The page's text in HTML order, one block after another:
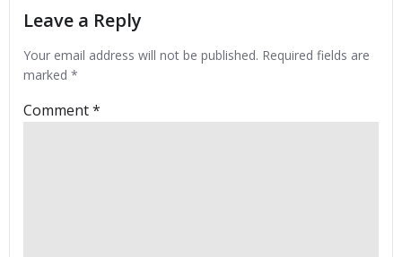
Leave a Reply
Your email address will not be published. Required fields are
marked *
Comment*